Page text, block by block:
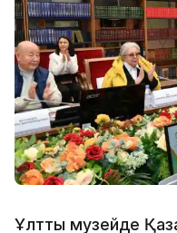
Ұлттық музейде